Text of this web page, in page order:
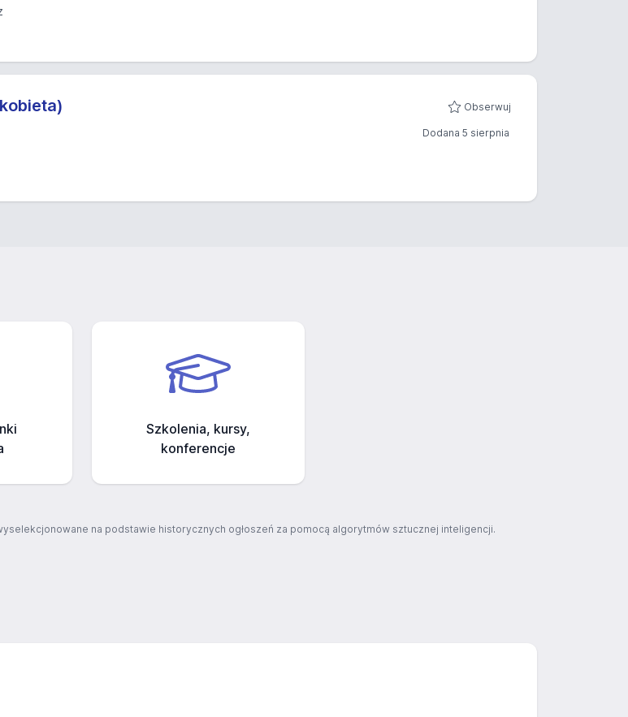
Obserwuj
Dodana 5 sierpnia
Szkolenia, kursy,
konferencje
na podstawie historycznych ogłoszeń za pomocą algorytmów sztucznej inteligencji.